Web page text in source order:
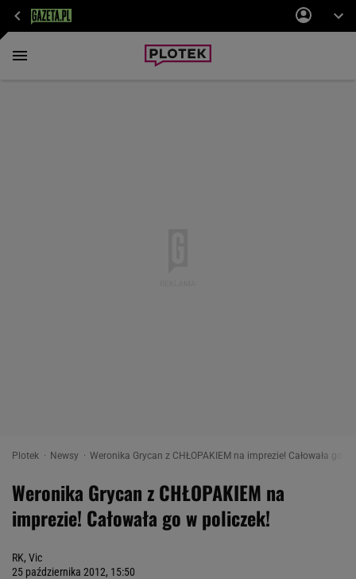
Plotek Newsy Weronika Grycan z CHŁOPAKIEM na imprezie! Całowała go w
Weronika Grycan z CHŁOPAKIEM na
imprezie! Całowała go w policzek!
RK, Vic
25 października 2012, 15:50